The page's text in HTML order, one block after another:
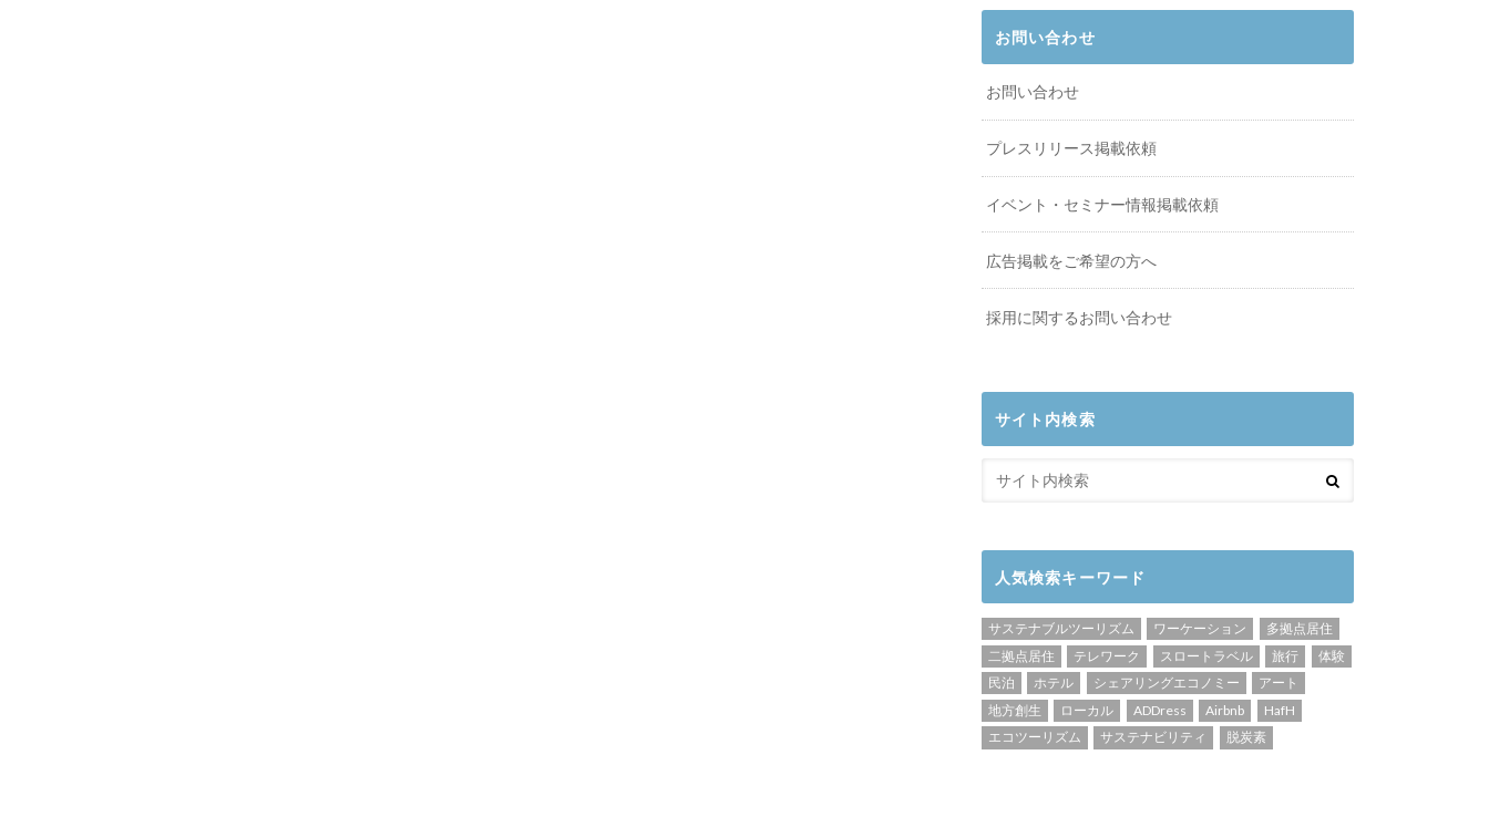
お問い合わせ
お問い合わせ
プレスリリース掲載依頼
イベント・セミナー情報掲載依頼
広告掲載をご希望の方へ
採用に関するお問い合わせ
サイト内検索
人気検索キーワード
サステナブルツーリズム ワーケーション
多拠点居住
二拠点居住
テレワーク スロートラベル 旅行
体験
民泊
ホテル シェアリングエコノミー
アート
地方創生
ローカル ADDress Airbnb
HafH
エコツーリズム
サステナビリティ 脱炭素